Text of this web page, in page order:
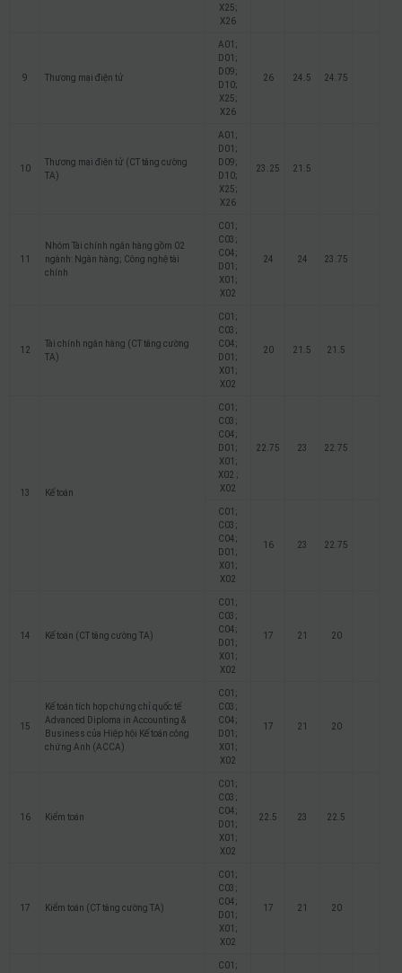
X25;
X26
9 Thương mại điện tử
A01;
D01;
D09;
D10;
X25;
X26
26 24.5 24.75
10
Thương mại điện tử (CT tăng cường
TA)
A01;
D01;
D09;
D10;
X25;
X26
23.25 21.5
11
Nhóm Tài chính ngân hàng gồm 02
ngành: Ngân hàng; Công nghệ tài
chính
C01;
C03;
C04;
D01;
X01;
X02
24 24 23.75
12
Tài chính ngân hàng (CT tăng cường
TA)
C01;
C03;
C04;
D01;
X01;
X02
20 21.5 21.5
13 Kế toán
C01;
C03;
C04;
D01;
X01;
X02 ;
X02
22.75 23 22.75
C01;
C03;
C04;
D01;
X01;
X02
16 23 22.75
14 Kế toán (CT tăng cường TA)
C01;
C03;
C04;
D01;
X01;
X02
17 21 20
15
Kế toán tích hợp chứng chỉ quốc tế
Advanced Diploma in Accounting &
Business của Hiệp hội Kế toán công
chứng Anh (ACCA)
C01;
C03;
C04;
D01;
X01;
X02
17 21 20
16 Kiểm toán
C01;
C03;
C04;
D01;
X01;
X02
22.5 23 22.5
17 Kiểm toán (CT tăng cường TA)
C01;
C03;
C04;
D01;
X01;
X02
17 21 20
C01;